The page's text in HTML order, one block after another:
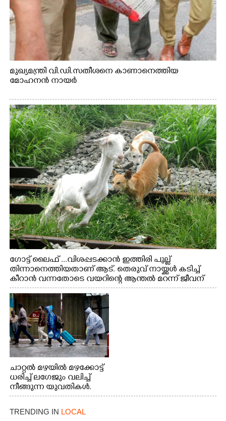
മുഖ്യമന്ത്രി വി.ഡി.സതീശനെ കാണാനെത്തിയ
മോഹനൻ നായർ
ഗോട്ട് ലൈഫ് ...വിശപ്പടക്കാൻ ഇത്തിരി പുല്ല്
തിന്നാനെത്തിയതാണ് ആട്. തെരുവ് നായ്ക്കൾ കടിച്ച്
കീറാൻ വന്നതോടെ വയറിന്റെ ആന്തൽ മറന്ന് ജീവന്
വേണ്ടിയായി ഓട്ടം. എറണാകുളം വാത്തുരുത്തിയിൽ
നിന്നുള്ള കാഴ്ച
ചാറ്റൽ മഴയിൽ മഴക്കോട്ട്
ധരിച്ച് ലഗേജും വലിച്ച്
നീങ്ങുന്ന യുവതികൾ.
എറണാകുളം മേനകയിൽ
നിന്നുള്ള കാഴ്ച
TRENDING IN LOCAL